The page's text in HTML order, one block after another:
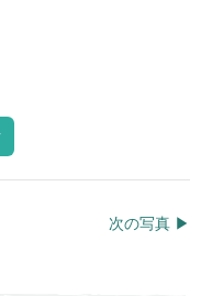
次の写真 ▶︎